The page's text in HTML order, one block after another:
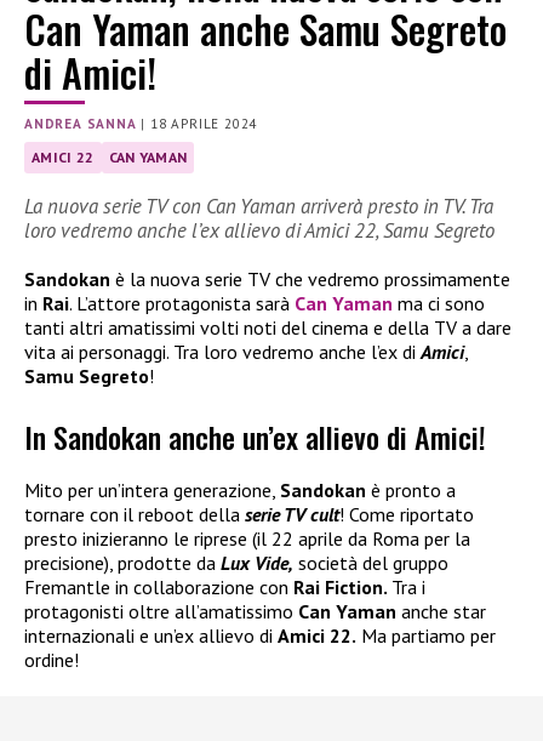
Can Yaman anche Samu Segreto
di Amici!
ANDREA SANNA | 18 APRILE 2024
AMICI 22 CAN YAMAN
La nuova serie TV con Can Yaman arriverà presto in TV. Tra
loro vedremo anche l’ex allievo di Amici 22, Samu Segreto
Sandokan è la nuova serie TV che vedremo prossimamente
in Rai. L’attore protagonista sarà Can Yaman ma ci sono
tanti altri amatissimi volti noti del cinema e della TV a dare
vita ai personaggi. Tra loro vedremo anche l’ex di Amici,
Samu Segreto!
In Sandokan anche un’ex allievo di Amici!
Mito per un’intera generazione, Sandokan è pronto a
tornare con il reboot della serie TV cult! Come riportato
presto inizieranno le riprese (il 22 aprile da Roma per la
precisione), prodotte da Lux Vide, società del gruppo
Fremantle in collaborazione con Rai Fiction. Tra i
protagonisti oltre all’amatissimo Can Yaman anche star
internazionali e un’ex allievo di Amici 22. Ma partiamo per
ordine!